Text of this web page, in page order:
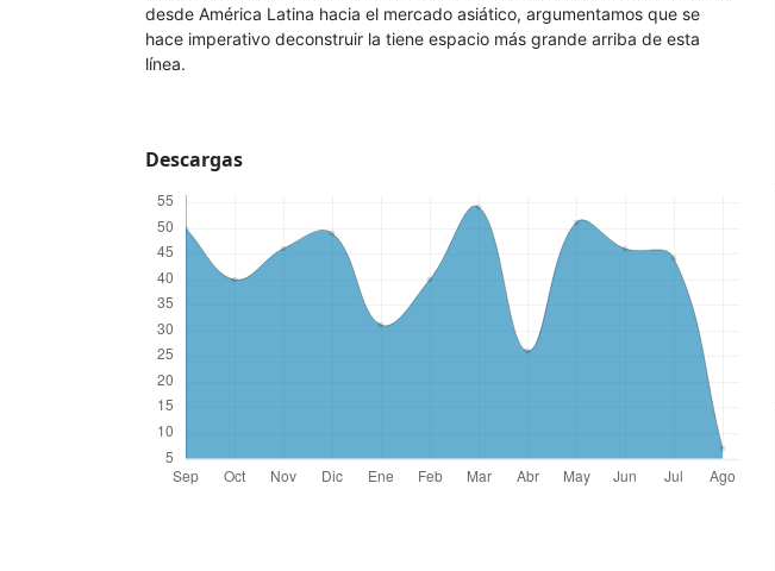
desde América Latina hacia el mercado asiático, argumentamos que se
hace imperativo deconstruir la tiene espacio más grande arriba de esta
línea.
Descargas